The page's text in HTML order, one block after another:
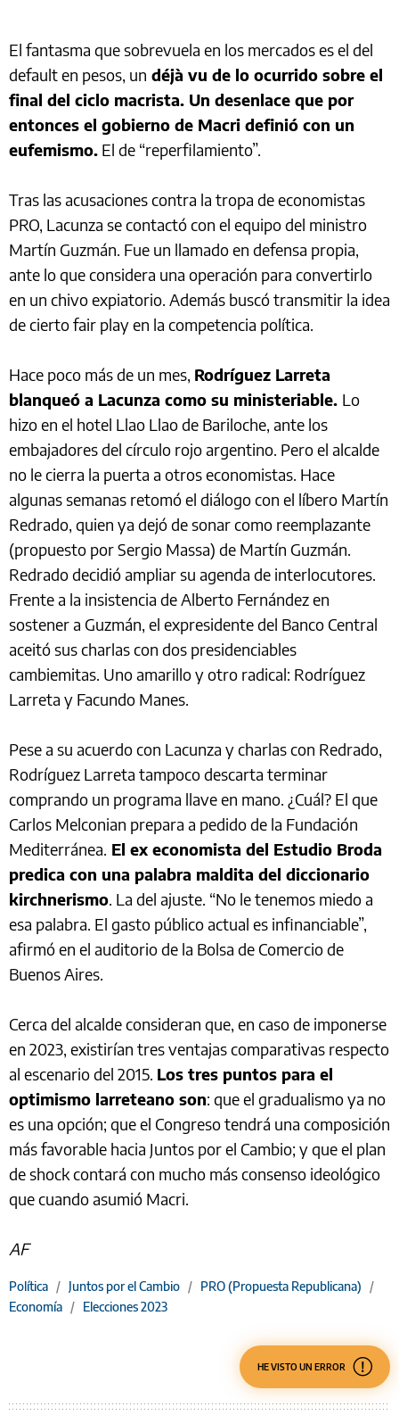
El fantasma que sobrevuela en los mercados es el del
default en pesos, un déjà vu de lo ocurrido sobre el
final del ciclo macrista. Un desenlace que por
entonces el gobierno de Macri definió con un
eufemismo. El de “reperfilamiento”.
Tras las acusaciones contra la tropa de economistas
PRO, Lacunza se contactó con el equipo del ministro
Martín Guzmán. Fue un llamado en defensa propia,
ante lo que considera una operación para convertirlo
en un chivo expiatorio. Además buscó transmitir la idea
de cierto fair play en la competencia política.
Hace poco más de un mes, Rodríguez Larreta
blanqueó a Lacunza como su ministeriable. Lo
hizo en el hotel Llao Llao de Bariloche, ante los
embajadores del círculo rojo argentino. Pero el alcalde
no le cierra la puerta a otros economistas. Hace
algunas semanas retomó el diálogo con el líbero Martín
Redrado, quien ya dejó de sonar como reemplazante
(propuesto por Sergio Massa) de Martín Guzmán.
Redrado decidió ampliar su agenda de interlocutores.
Frente a la insistencia de Alberto Fernández en
sostener a Guzmán, el expresidente del Banco Central
aceitó sus charlas con dos presidenciables
cambiemitas. Uno amarillo y otro radical: Rodríguez
Larreta y Facundo Manes.
Pese a su acuerdo con Lacunza y charlas con Redrado,
Rodríguez Larreta tampoco descarta terminar
comprando un programa llave en mano. ¿Cuál? El que
Carlos Melconian prepara a pedido de la Fundación
Mediterránea. El ex economista del Estudio Broda
predica con una palabra maldita del diccionario
kirchnerismo. La del ajuste. “No le tenemos miedo a
esa palabra. El gasto público actual es infinanciable”,
afirmó en el auditorio de la Bolsa de Comercio de
Buenos Aires.
Cerca del alcalde consideran que, en caso de imponerse
en 2023, existirían tres ventajas comparativas respecto
al escenario del 2015. Los tres puntos para el
optimismo larreteano son: que el gradualismo ya no
es una opción; que el Congreso tendrá una composición
más favorable hacia Juntos por el Cambio; y que el plan
de shock contará con mucho más consenso ideológico
que cuando asumió Macri.
AF
Política / Juntos por el Cambio / PRO (Propuesta Republicana)
/
Economía / Elecciones 2023
HE VISTO UN ERROR